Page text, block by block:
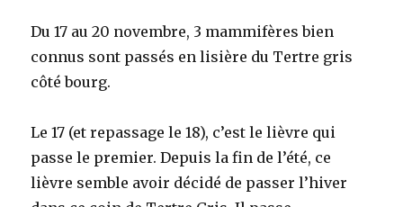
Du 17 au 20 novembre, 3 mammifères bien
connus sont passés en lisière du Tertre gris
côté bourg.
Le 17 (et repassage le 18), c’est le lièvre qui
passe le premier. Depuis la fin de l’été, ce
lièvre semble avoir décidé de passer l’hiver